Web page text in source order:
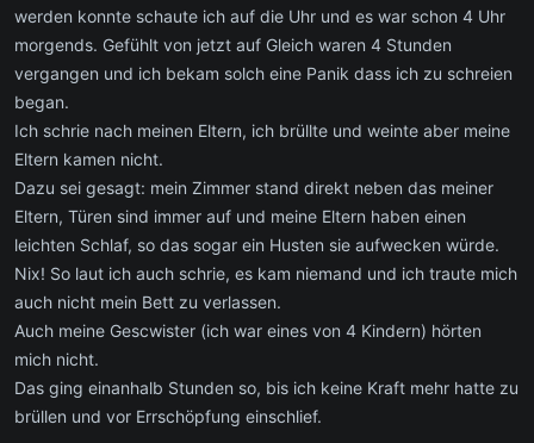
werden konnte schaute ich auf die Uhr und es war schon 4 Uhr
morgends. Gefühlt von jetzt auf Gleich waren 4 Stunden
vergangen und ich bekam solch eine Panik dass ich zu schreien
began.
Ich schrie nach meinen Eltern, ich brüllte und weinte aber meine
Eltern kamen nicht.
Dazu sei gesagt: mein Zimmer stand direkt neben das meiner
Eltern, Türen sind immer auf und meine Eltern haben einen
leichten Schlaf, so das sogar ein Husten sie aufwecken würde.
Nix! So laut ich auch schrie, es kam niemand und ich traute mich
auch nicht mein Bett zu verlassen.
Auch meine Gescwister (ich war eines von 4 Kindern) hörten
mich nicht.
Das ging einanhalb Stunden so, bis ich keine Kraft mehr hatte zu
brüllen und vor Errschöpfung einschlief.